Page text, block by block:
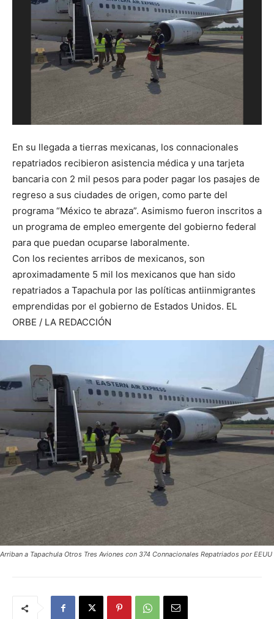
En su llegada a tierras mexicanas, los connacionales
repatriados recibieron asistencia médica y una tarjeta
bancaria con 2 mil pesos para poder pagar los pasajes de
regreso a sus ciudades de origen, como parte del
programa “México te abraza”. Asimismo fueron inscritos a
un programa de empleo emergente del gobierno federal
para que puedan ocuparse laboralmente.
Con los recientes arribos de mexicanos, son
aproximadamente 5 mil los mexicanos que han sido
repatriados a Tapachula por las políticas antiinmigrantes
emprendidas por el gobierno de Estados Unidos. EL
ORBE / LA REDACCIÓN
Arriban a Tapachula Otros Tres Aviones con 374 Connacionales Repatriados por EEUU